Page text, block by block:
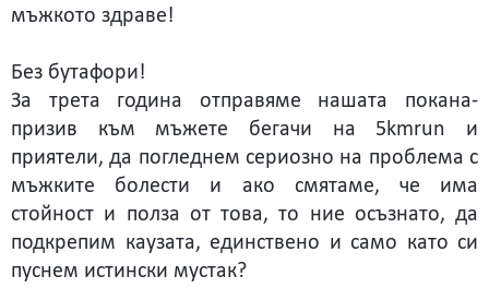
мъжкото здраве!
Без бутафори!
За трета година отправяме нашата покана-
призив към мъжете бегачи на 5kmrun и
приятели, да погледнем сериозно на проблема с
мъжките болести и ако смятаме, че има
стойност и полза от това, то ние осъзнато, да
подкрепим каузата, единствено и само като си
пуснем истински мустак?